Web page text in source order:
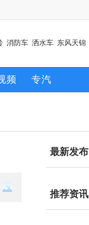
消防车 洒水车 东风天锦
频 专汽
最新发布
推荐资讯